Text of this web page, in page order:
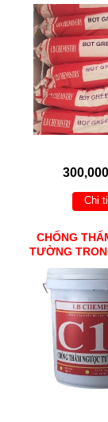
Chi
CHỐNG
TƯỜNG